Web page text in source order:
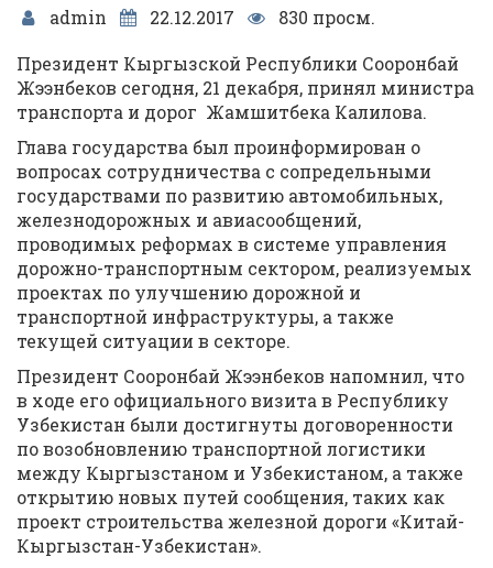
admin 22.12.2017
830 просм.
Президент Кыргызской Республики Сооронбай
Жээнбеков сегодня, 21 декабря, принял министра
транспорта и дорог Жамшитбека Калилова.
Глава государства был проинформирован о
вопросах сотрудничества с сопредельными
государствами по развитию автомобильных,
железнодорожных и авиасообщений,
проводимых реформах в системе управления
дорожно-транспортным сектором, реализуемых
проектах по улучшению дорожной и
транспортной инфраструктуры, а также
текущей ситуации в секторе.
Президент Сооронбай Жээнбеков напомнил, что
в ходе его официального визита в Республику
Узбекистан были достигнуты договоренности
по возобновлению транспортной логистики
между Кыргызстаном и Узбекистаном, а также
открытию новых путей сообщения, таких как
проект строительства железной дороги «Китай-
Кыргызстан-Узбекистан».